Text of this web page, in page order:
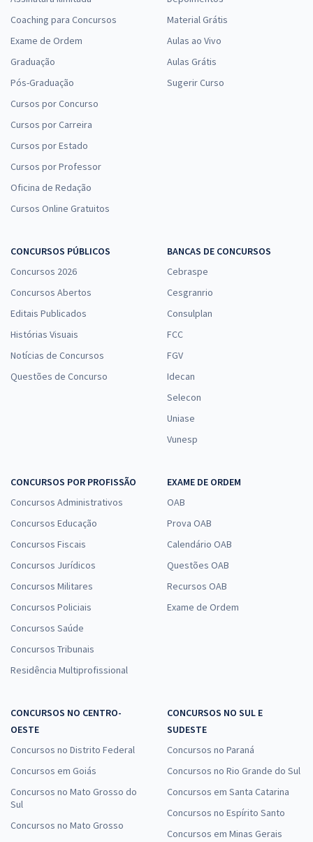
Coaching para Concursos
Exame de Ordem
Graduação
Pós-Graduação
Cursos por Concurso
Cursos por Carreira
Cursos por Estado
Cursos por Professor
Oficina de Redação
Cursos Online Gratuitos
Material Grátis
Aulas ao Vivo
Aulas Grátis
Sugerir Curso
CONCURSOS PÚBLICOS
Concursos 2026
Concursos Abertos
Editais Publicados
Histórias Visuais
Notícias de Concursos
Questões de Concurso
BANCAS DE CONCURSOS
Cebraspe
Cesgranrio
Consulplan
FCC
FGV
Idecan
Selecon
Uniase
Vunesp
CONCURSOS POR PROFISSÃO
Concursos Administrativos
Concursos Educação
Concursos Fiscais
Concursos Jurídicos
Concursos Militares
Concursos Policiais
Concursos Saúde
Concursos Tribunais
Residência Multiprofissional
EXAME DE ORDEM
OAB
Prova OAB
Calendário OAB
Questões OAB
Recursos OAB
Exame de Ordem
CONCURSOS NO CENTRO-
OESTE
Concursos no Distrito Federal
Concursos em Goiás
Concursos no Mato Grosso do
Sul
Concursos no Mato Grosso
CONCURSOS NO SUL E
SUDESTE
Concursos no Paraná
Concursos no Rio Grande do Sul
Concursos em Santa Catarina
Concursos no Espírito Santo
Concursos em Minas Gerais